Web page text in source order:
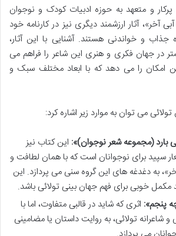
و متعهد به حوزه ادبیات کودک و نوجوان
آخر»، آثار ارزشمند دیگری نیز در کارنامه خود
جذاب و خواندنی هستند. آشنایی با این آثار،
در جهان فکری و هنری این شاعر را فراهم می
امکان را می دهد که با ابعاد مختلف سبک و
می توان به موارد زیر اشاره کرد:
بارد (مجموعه شعر نوجوان)»: این کتاب نیز
سپید برای نوجوانان است که با همان لطافت و
به دغدغه های این گروه سنی می پردازد. این
خوبی برای فهم جهان بینی تولائی باشد.
پنجم»: اثری که شاید در قالبی متفاوت، اما با
شاعرانه تولائی، به روایت داستان یا مضامینی